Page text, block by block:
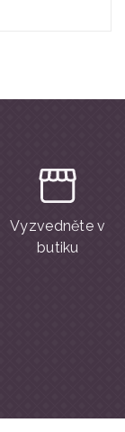
Vyzvedněte v
butiku